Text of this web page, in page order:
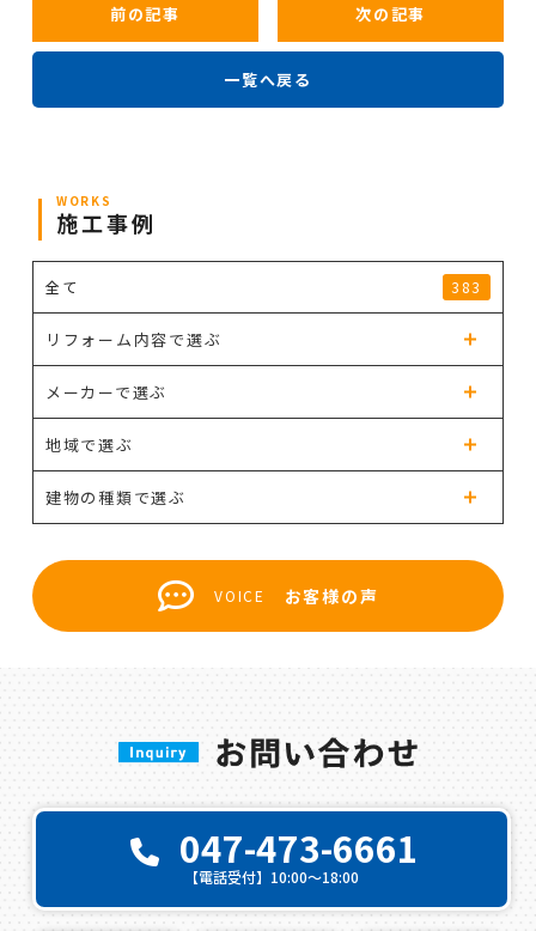
前の記事 次の記事
一覧へ戻る
WORKS
施工事例
全て 383
リフォーム内容で選ぶ
メーカーで選ぶ
地域で選ぶ
建物の種類で選ぶ
VOICE お客様の声
047-473-6661
【電話受付】10:00〜18:00